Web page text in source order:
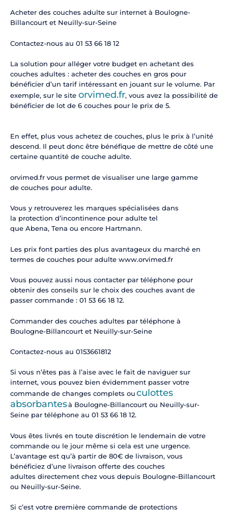
Acheter des couches adulte sur internet à Boulogne-
Billancourt et Neuilly-sur-Seine
Contactez-nous au 01 53 66 18 12
La solution pour alléger votre budget en achetant des
couches adultes : acheter des couches en gros pour
bénéficier d’un tarif intéressant en jouant sur le volume. Par
exemple, sur le site orvimed.fr, vous avez la possibilité de
bénéficier de lot de 6 couches pour le prix de 5.
En effet, plus vous achetez de couches, plus le prix à l’unité
descend. Il peut donc être bénéfique de mettre de côté une
certaine quantité de couche adulte.
orvimed.fr vous permet de visualiser une large gamme
de couches pour adulte.
Vous y retrouverez les marques spécialisées dans
la protection d’incontinence pour adulte tel
que Abena, Tena ou encore Hartmann.
Les prix font parties des plus avantageux du marché en
termes de couches pour adulte www.orvimed.fr
Vous pouvez aussi nous contacter par téléphone pour
obtenir des conseils sur le choix des couches avant de
passer commande : 01 53 66 18 12.
Commander des couches adultes par téléphone à
Boulogne-Billancourt et Neuilly-sur-Seine
Contactez-nous au 0153661812
Si vous n’êtes pas à l’aise avec le fait de naviguer sur
internet, vous pouvez bien évidemment passer votre
commande de changes complets ou culottes
absorbantesà Boulogne-Billancourt ou Neuilly-sur-
Seine par téléphone au 01 53 66 18 12.
Vous êtes livrés en toute discrétion le lendemain de votre
commande ou le jour même si cela est une urgence.
L’avantage est qu’à partir de 80€ de livraison, vous
bénéficiez d’une livraison offerte des couches
adultes directement chez vous depuis Boulogne-Billancourt
ou Neuilly-sur-Seine.
Si c’est votre première commande de protections